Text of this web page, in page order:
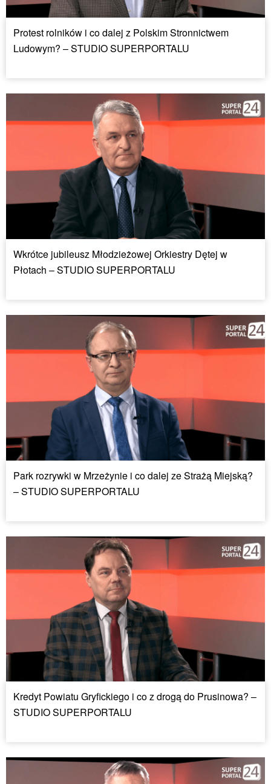
Protest rolników i co dalej z Polskim Stronnictwem
Ludowym? – STUDIO SUPERPORTALU
Wkrótce jubileusz Młodzieżowej Orkiestry Dętej w
Płotach – STUDIO SUPERPORTALU
Park rozrywki w Mrzeżynie i co dalej ze Strażą Miejską?
– STUDIO SUPERPORTALU
Kredyt Powiatu Gryfickiego i co z drogą do Prusinowa? –
STUDIO SUPERPORTALU